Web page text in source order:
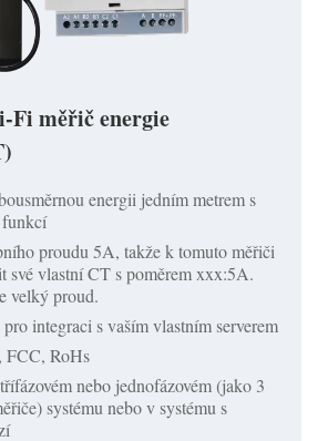
Fi měřič energie
energii jedním metrem s
funkcí
proudu 5A, takže k tomuto měřiči
své vlastní CT s poměrem xxx:5A.
velký proud.
integraci s vaším vlastním serverem
FCC, RoHs
nebo jednofázovém (jako 3
systému nebo v systému s